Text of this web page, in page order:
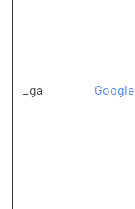
_ga Google